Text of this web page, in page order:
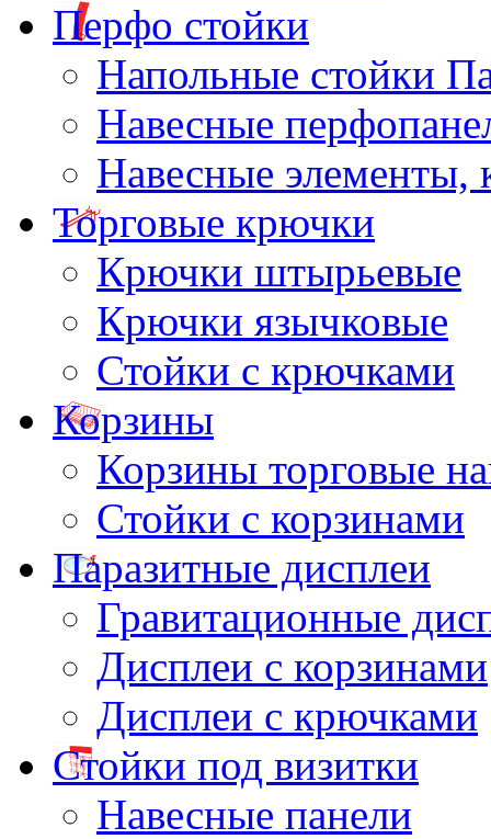
Перфо стойки
Напольные стойки
Навесные
Навесные элементы,
Торговые крючки
Крючки штырьевые
Крючки язычковые
Стойки с крючками
Корзины
Корзины торговые
Стойки с корзинами
Паразитные дисплеи
Гравитационные
Дисплеи с корзинами
Дисплеи с крючками
Стойки под визитки
Навесные панели